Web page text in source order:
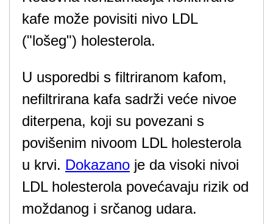
kafe može povisiti nivo LDL
("lošeg") holesterola.
U usporedbi s filtriranom kafom,
nefiltrirana kafa sadrži veće nivoe
diterpena, koji su povezani s
povišenim nivoom LDL holesterola
u krvi. Dokazano je da visoki nivoi
LDL holesterola povećavaju rizik od
moždanog i srčanog udara.